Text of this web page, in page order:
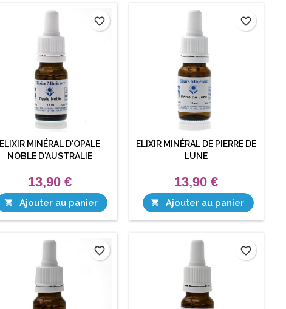
ELIXIR MINÉRAL D'OPALE
NOBLE D'AUSTRALIE
13,90 €
 Ajouter au panier
favorite_border
ELIXIR MINÉRAL DE PIERRE DE
LUNE
13,90 €
 Ajouter au panier
favorite_border
favorite_border favorite_border